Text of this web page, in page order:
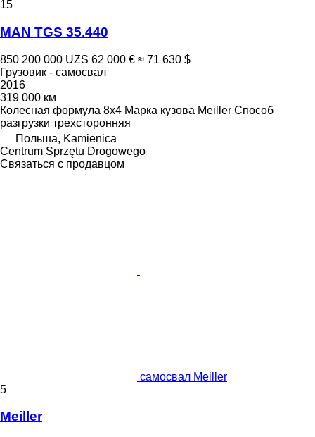
15
MAN TGS 35.440
850 200 000 UZS 62 000 € ≈ 71 630 $
Грузовик - самосвал
2016
319 000 км
Колесная формула 8x4 Марка кузова Meiller Способ
разгрузки трехсторонняя
Польша, Kamienica
Centrum Sprzętu Drogowego
Связаться с продавцом
самосвал Meiller
5
Meiller